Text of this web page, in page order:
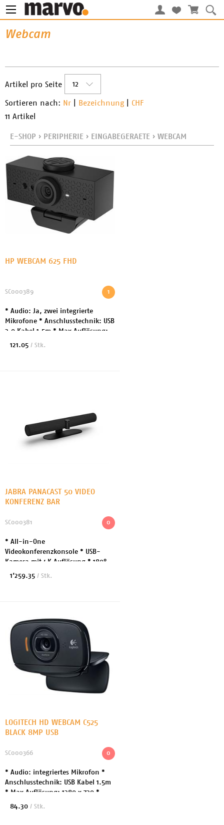
Webcam
Artikel pro Seite 12
Sortieren nach: Nr Bezeichnung
CHF
11 Artikel
E-SHOP › PERIPHERIE › EINGABEGERAETE › WEBCAM
HP WEBCAM 625 FHD
1
SC000389
* Audio: Ja, zwei integrierte
Mikrofone * Anschlusstechnik: USB
3.0 Kabel 1.5m * Max Auflösung:
1920 x 1080 / 4MP *
121.05 / Stk.
JABRA PANACAST 50 VIDEO
KONFERENZ BAR
0
SC000381
* All-in-One
Videokonferenzkonsole * USB-
Kamera mit 4K Auflösung * 180°
Sichtfeld und 6x digitalen Zoom *
1’259.35 / Stk.
LOGITECH HD WEBCAM C525
BLACK 8MP USB
0
SC000366
* Audio: integriertes Mikrofon *
Anschlusstechnik: USB Kabel 1.5m
* Max Auflösung: 1280 x 720 *
Bewegungserkennung: Ja *
84.30 / Stk.